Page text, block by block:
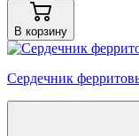
В корзину
Сердечник